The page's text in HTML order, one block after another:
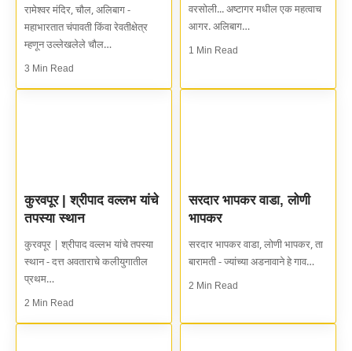
रामेश्वर मंदिर, चौल, अलिबाग -
महाभारतात चंपावती किंवा रेवतीक्षेत्र
म्हणून उल्लेखलेले चौल…
3 Min Read
वरसोली... अष्टागर मधील एक महत्वाच
आगर. अलिबाग…
1 Min Read
कुरवपूर | श्रीपाद वल्लभ यांचे
तपस्या स्थान
कुरवपूर | श्रीपाद वल्लभ यांचे तपस्या
स्थान - दत्त अवताराचे कलीयुगातील
प्रथम…
2 Min Read
सरदार भापकर वाडा, लोणी
भापकर
सरदार भापकर वाडा, लोणी भापकर, ता
बारामती - ज्यांच्या अडनावाने हे गाव…
2 Min Read